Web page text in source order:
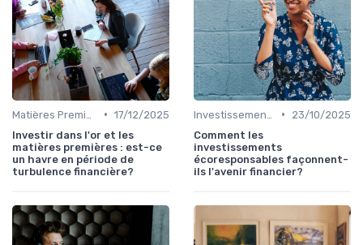
• 17/12/2025
Investir dans l'or et les
matières premières : est-ce
un havre en période de
turbulence financière?
•
23/10/2025
Comment les
investissements
écoresponsables façonnent-
ils l'avenir financier?